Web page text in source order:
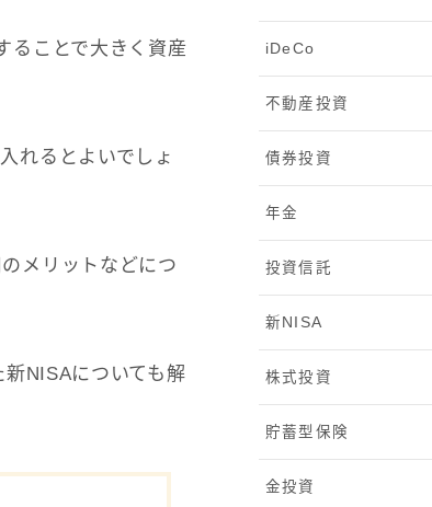
ることで大きく資産
れるとよいでしょ
メリットなどにつ
NISAについても解
iDeCo
不動産投資
債券投資
年金
投資信託
新NISA
株式投資
貯蓄型保険
金投資